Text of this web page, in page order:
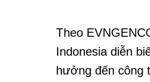
Theo
Indonesia diễn
hưởng đến công